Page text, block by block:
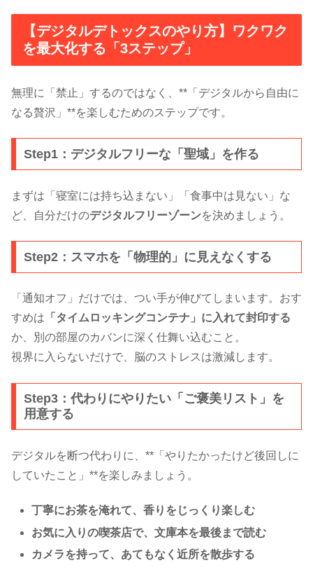
【デジタルデトックスのやり方】ワクワク
を最大化する「3ステップ」
無理に「禁止」するのではなく、**「デジタルから自由に
なる贅沢」**を楽しむためのステップです。
Step1：デジタルフリーな「聖域」を作る
まずは「寝室には持ち込まない」「食事中は見ない」な
ど、自分だけのデジタルフリーゾーンを決めましょう。
Step2：スマホを「物理的」に見えなくする
「通知オフ」だけでは、つい手が伸びてしまいます。おす
すめは 「タイムロッキングコンテナ」に入れて封印する
か、別の部屋のカバンに深く仕舞い込むこと。
視界に入らないだけで、脳のストレスは激減します。
Step3：代わりにやりたい「ご褒美リスト」を
用意する
デジタルを断つ代わりに、**「やりたかったけど後回しに
していたこと」**を楽しみましょう。
丁寧にお茶を淹れて、香りをじっくり楽しむ
お気に入りの喫茶店で、文庫本を最後まで読む
カメラを持って、あてもなく近所を散歩する